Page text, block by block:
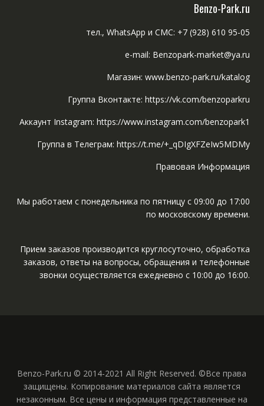
Benzo-Park.ru
тел., WhatsApp и СМС: +7 (928) 610 95-05
e-mail: Benzopark-market@ya.ru
Магазин: www.benzo-park.ru/katalog
Группа Вконтакте: https://vk.com/benzoparkru
Аккаунт Instagram: https://www.instagram.com/benzopark1
Группа в Телеграм: https://t.me/+_qDIgXFZeIw5MDMy
Правовая Информация
Мы работаем с понедельника по пятницу с 09:00 до 17:00
по московскому времени.
Прием заказов производится круглосуточно, обработка
заказов, ответы на вопросы, обращения и телефонные
звонки осуществляется ежедневно с 10:00 до 16:00.
Benzo-Park.ru © 2014-2021 All Right Reserved. ©Все права
защищены. Копирование материалов сайта является
незаконным. Все цены и информация представленные на